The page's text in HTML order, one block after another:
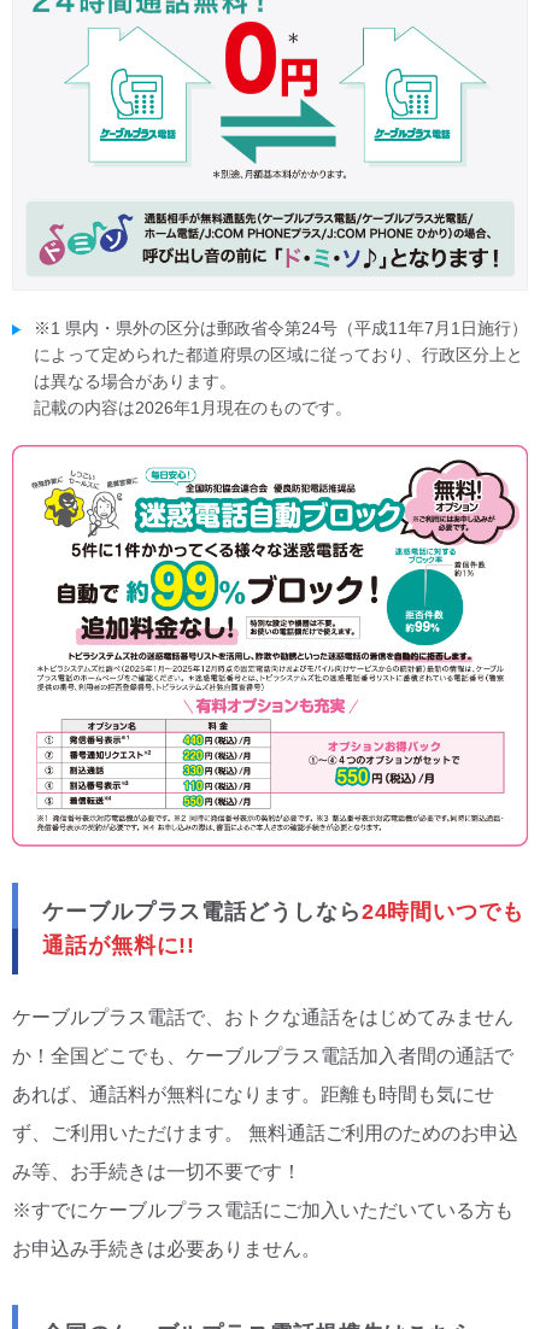
※1 県内・県外の区分は郵政省令第24号（平成11年7月1日施行）
によって定められた都道府県の区域に従っており、行政区分上と
は異なる場合があります。
記載の内容は2026年1月現在のものです。
ケーブルプラス電話どうしなら24時間いつでも
通話が無料に!!
ケーブルプラス電話で、おトクな通話をはじめてみません
か！全国どこでも、ケーブルプラス電話加入者間の通話で
あれば、通話料が無料になります。距離も時間も気にせ
ず、ご利用いただけます。 無料通話ご利用のためのお申込
み等、お手続きは一切不要です！
※すでにケーブルプラス電話にご加入いただいている方も
お申込み手続きは必要ありません。